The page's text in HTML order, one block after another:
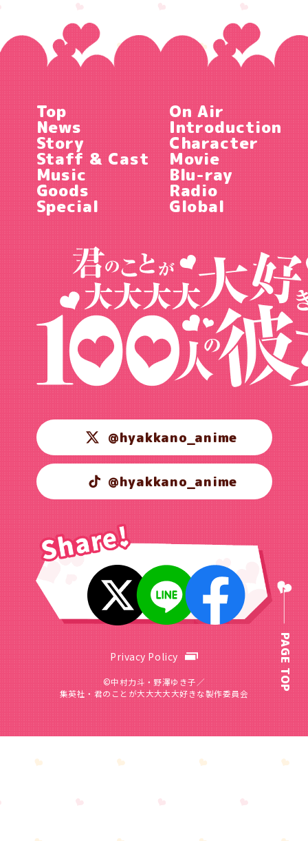
Top On Air
News Introduction
Story Character
Staff & Cast Movie
Music Blu-ray
Goods Radio
Special Global
@hyakkano_anime
@hyakkano_anime
Privacy Policy
©中村力斗・野澤ゆき子／
集英社・君のことが大大大大大好きな製作委員会
PAGE TOP